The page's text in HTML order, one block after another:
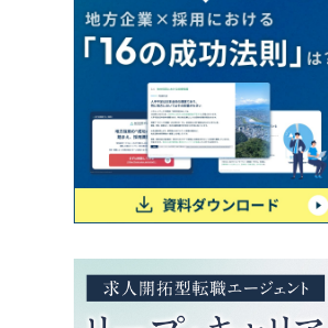
「仕組み」と「ノウハウ」を残す資産型DX
支援をご提供します
実績
しあわ